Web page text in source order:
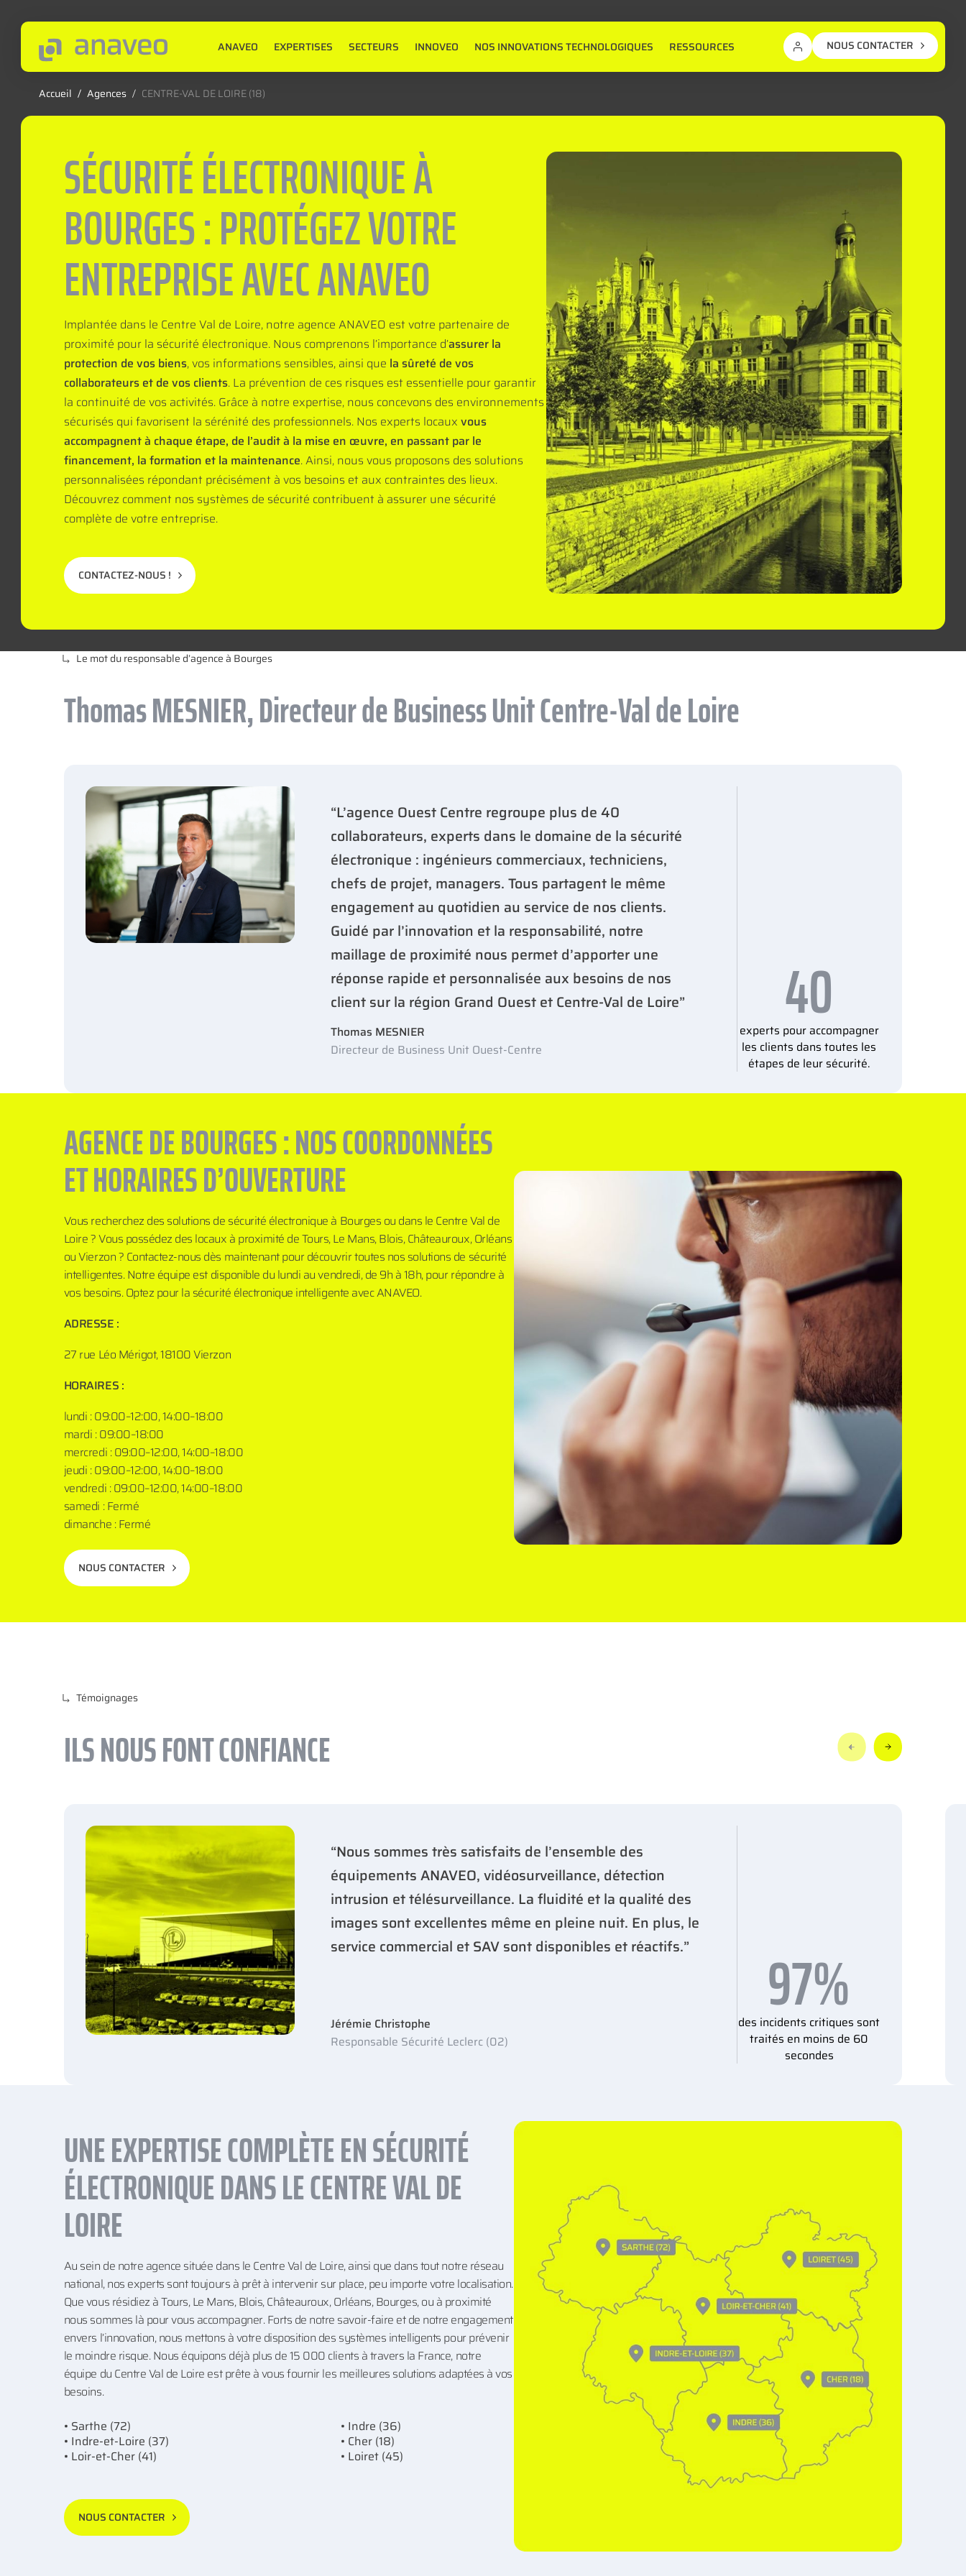
ANAVEO EXPERTISES SECTEURS INNOVEO NOS INNOVATIONS TECHNOLOGIQUES RESSOURCES NOUS CONTACTER
Accueil / Agences / CENTRE-VAL DE LOIRE (18)
SÉCURITÉ ÉLECTRONIQUE À
BOURGES : PROTÉGEZ VOTRE
ENTREPRISE AVEC ANAVEO
Implantée dans le Centre Val de Loire, notre agence ANAVEO est votre partenaire de
proximité pour la sécurité électronique. Nous comprenons l’importance d’assurer la
protection de vos biens, vos informations sensibles, ainsi que la sûreté de vos
collaborateurs et de vos clients. La prévention de ces risques est essentielle pour garantir
la continuité de vos activités. Grâce à notre expertise, nous concevons des environnements
sécurisés qui favorisent la sérénité des professionnels. Nos experts locaux vous
accompagnent à chaque étape, de l’audit à la mise en œuvre, en passant par le
financement, la formation et la maintenance. Ainsi, nous vous proposons des solutions
personnalisées répondant précisément à vos besoins et aux contraintes des lieux.
Découvrez comment nos systèmes de sécurité contribuent à assurer une sécurité
complète de votre entreprise.
CONTACTEZ-NOUS !
Le mot du responsable d’agence à Bourges
Thomas MESNIER, Directeur de Business Unit Centre-Val de Loire
“L’agence Ouest Centre regroupe plus de 40
collaborateurs, experts dans le domaine de la sécurité
électronique : ingénieurs commerciaux, techniciens,
chefs de projet, managers. Tous partagent le même
engagement au quotidien au service de nos clients.
Guidé par l’innovation et la responsabilité, notre
maillage de proximité nous permet d’apporter une
réponse rapide et personnalisée aux besoins de nos
client sur la région Grand Ouest et Centre-Val de Loire”
Thomas MESNIER
Directeur de Business Unit Ouest-Centre
40
experts pour accompagner
les clients dans toutes les
étapes de leur sécurité.
AGENCE DE BOURGES : NOS COORDONNÉES
ET HORAIRES D’OUVERTURE
Vous recherchez des solutions de sécurité électronique à Bourges ou dans le Centre Val de
Loire ? Vous possédez des locaux à proximité de Tours, Le Mans, Blois, Châteauroux, Orléans
ou Vierzon ? Contactez-nous dès maintenant pour découvrir toutes nos solutions de sécurité
intelligentes. Notre équipe est disponible du lundi au vendredi, de 9h à 18h, pour répondre à
vos besoins. Optez pour la sécurité électronique intelligente avec ANAVEO.
ADRESSE :
27 rue Léo Mérigot, 18100 Vierzon
HORAIRES :
lundi : 09:00–12:00, 14:00–18:00
mardi : 09:00–18:00
mercredi : 09:00–12:00, 14:00–18:00
jeudi : 09:00–12:00, 14:00–18:00
vendredi : 09:00–12:00, 14:00–18:00
samedi : Fermé
dimanche : Fermé
NOUS CONTACTER
Témoignages
ILS NOUS FONT CONFIANCE
“Nous sommes très satisfaits de l’ensemble des
équipements ANAVEO, vidéosurveillance, détection
intrusion et télésurveillance. La fluidité et la qualité des
images sont excellentes même en pleine nuit. En plus, le
service commercial et SAV sont disponibles et réactifs.”
Jérémie Christophe
Responsable Sécurité Leclerc (02)
97%
des incidents critiques sont
traités en moins de 60
secondes
UNE EXPERTISE COMPLÈTE EN SÉCURITÉ
ÉLECTRONIQUE DANS LE CENTRE VAL DE
LOIRE
Au sein de notre agence située dans le Centre Val de Loire, ainsi que dans tout notre réseau
national, nos experts sont toujours à prêt à intervenir sur place, peu importe votre localisation.
Que vous résidiez à Tours, Le Mans, Blois, Châteauroux, Orléans, Bourges, ou à proximité
nous sommes là pour vous accompagner. Forts de notre savoir-faire et de notre engagement
envers l’innovation, nous mettons à votre disposition des systèmes intelligents pour prévenir
le moindre risque. Nous équipons déjà plus de 15 000 clients à travers la France, notre
équipe du Centre Val de Loire est prête à vous fournir les meilleures solutions adaptées à vos
besoins.
• Sarthe (72)
• Indre-et-Loire (37)
• Loir-et-Cher (41)
• Indre (36)
• Cher (18)
• Loiret (45)
NOUS CONTACTER